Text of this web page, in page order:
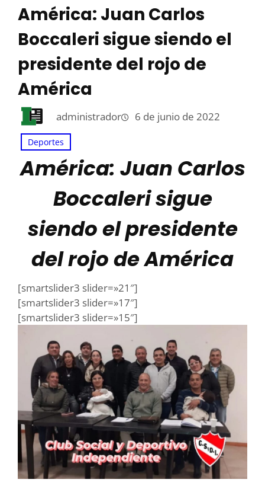
América: Juan Carlos
Boccaleri sigue siendo el
presidente del rojo de
América
administrador 6 de junio de 2022
Deportes
América: Juan Carlos
Boccaleri sigue
siendo el presidente
del rojo de América
[smartslider3 slider=»21″]
[smartslider3 slider=»17″]
[smartslider3 slider=»15″]